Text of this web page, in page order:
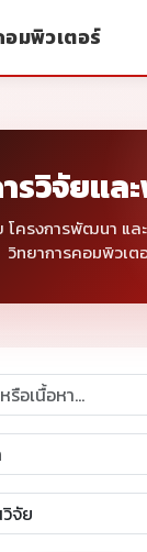
มพิวเตอร์
รวิจัยแล
โครงการพัฒนา แล
วิทยาการคอมพิวเต